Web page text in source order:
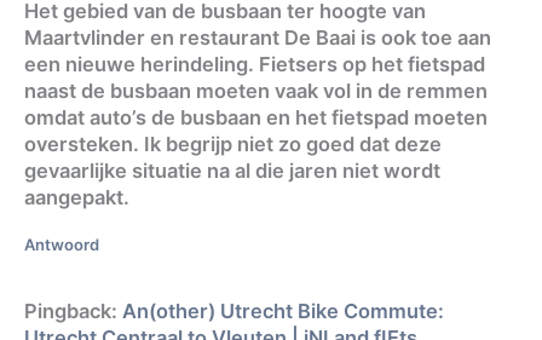
Het gebied van de busbaan ter hoogte van
Maartvlinder en restaurant De Baai is ook toe aan
een nieuwe herindeling. Fietsers op het fietspad
naast de busbaan moeten vaak vol in de remmen
omdat auto’s de busbaan en het fietspad moeten
oversteken. Ik begrijp niet zo goed dat deze
gevaarlijke situatie na al die jaren niet wordt
aangepakt.
Antwoord
Pingback: An(other) Utrecht Bike Commute: